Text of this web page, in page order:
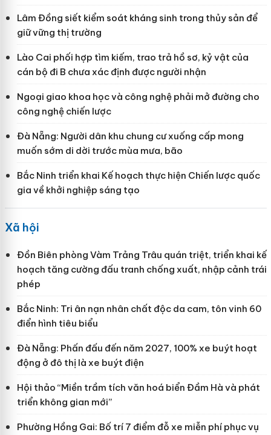
Lâm Đồng siết kiểm soát kháng sinh trong thủy sản để
giữ vững thị trường
Lào Cai phối hợp tìm kiếm, trao trả hồ sơ, kỷ vật của
cán bộ đi B chưa xác định được người nhận
Ngoại giao khoa học và công nghệ phải mở đường cho
công nghệ chiến lược
Đà Nẵng: Người dân khu chung cư xuống cấp mong
muốn sớm di dời trước mùa mưa, bão
Bắc Ninh triển khai Kế hoạch thực hiện Chiến lược quốc
gia về khởi nghiệp sáng tạo
Xã hội
Đồn Biên phòng Vàm Trảng Trâu quán triệt, triển khai kế
hoạch tăng cường đấu tranh chống xuất, nhập cảnh trái
phép
Bắc Ninh: Tri ân nạn nhân chất độc da cam, tôn vinh 60
điển hình tiêu biểu
Đà Nẵng: Phấn đấu đến năm 2027, 100% xe buýt hoạt
động ở đô thị là xe buýt điện
Hội thảo “Miền trầm tích văn hoá biển Đầm Hà và phát
triển không gian mới”
Phường Hồng Gai: Bố trí 7 điểm đỗ xe miễn phí phục vụ